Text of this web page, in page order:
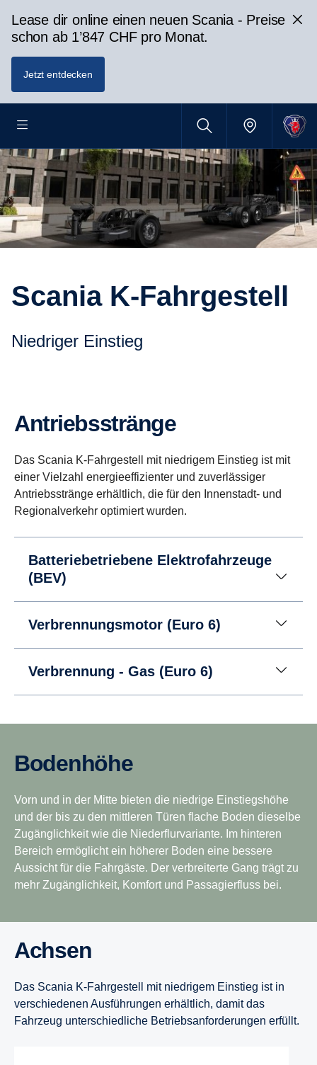
Lease dir online einen neuen Scania - Preise
schon ab 1’847 CHF pro Monat.
Jetzt entdecken
Scania K-Fahrgestell
Niedriger Einstieg
Antriebsstränge
Das Scania K-Fahrgestell mit niedrigem Einstieg ist mit
einer Vielzahl energieeffizienter und zuverlässiger
Antriebsstränge erhältlich, die für den Innenstadt- und
Regionalverkehr optimiert wurden.
Batteriebetriebene Elektrofahrzeuge
(BEV)
Verbrennungsmotor (Euro 6)
Verbrennung - Gas (Euro 6)
Bodenhöhe
Vorn und in der Mitte bieten die niedrige Einstiegshöhe
und der bis zu den mittleren Türen flache Boden dieselbe
Zugänglichkeit wie die Niederflurvariante. Im hinteren
Bereich ermöglicht ein höherer Boden eine bessere
Aussicht für die Fahrgäste. Der verbreiterte Gang trägt zu
mehr Zugänglichkeit, Komfort und Passagierfluss bei.
Achsen
Das Scania K-Fahrgestell mit niedrigem Einstieg ist in
verschiedenen Ausführungen erhältlich, damit das
Fahrzeug unterschiedliche Betriebsanforderungen erfüllt.